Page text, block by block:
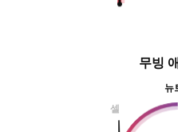
무빙
뉴
셀